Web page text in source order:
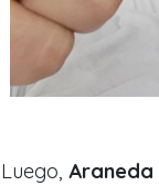
Luego, Araneda